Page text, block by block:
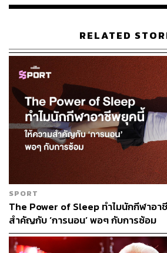
“บางทีในอีก 15 หรือ 20 ปีข้างหน้า ชื่อ
ผมจะอยู่ในระดับนั้น” อันเทโทคูมโปกล่
คุณมิลวอกกีที่เชื่อมั่นในตัวผม ผมต้อง
ร่วมทีมที่เล่นลุยกันมาหนักพร้อมๆ กับผ
การคว้าแชมป์ครั้งนี้ของบักส์ เป็นการ
เล่นที่เคยได้แชมป์ NBA มาก่อนอยู่ใน
ในรอบหลายปี ซึ่งส่วนหนึ่งต้องยกเคร
โฮลเซอร์ ที่เข้ามาเปลี่ยนแปลงทีมตั้งแ
เรื่อยๆ จนเป็นแชมป์ แต่อย่างไรก็ตาม
การคว้าแชมป์ครั้งนี้ให้กับยานนิสเช่นกั
“ผมเรียนรู้อะไรมากมายจากเขา เขาเ
ยิ่ง” บูเดนโฮลเซอร์ กล่าว “ผู้เล่นเหล่านี้
อยู่แล้ว พวกเขาพยายามทำทุกสิ่งออกม
ทุกๆ วัน”
RELATED
SPORT
The Power of Sleep ทำไมนักกีฬาอา
สำคัญกับ ‘การนอน’ พอๆ กับการซ้อม